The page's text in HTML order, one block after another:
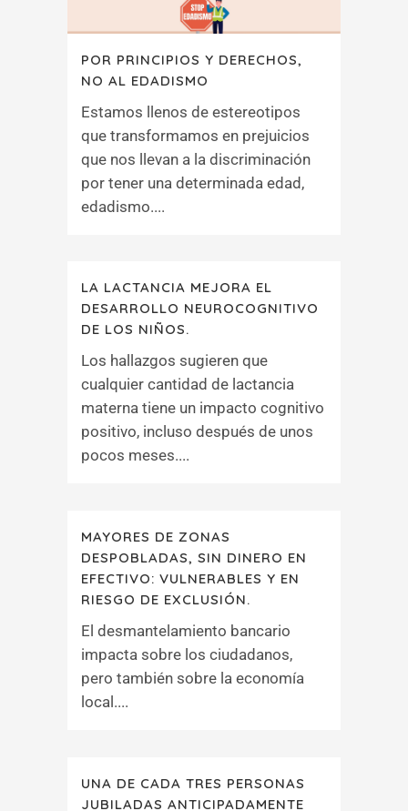
POR PRINCIPIOS Y DERECHOS,
NO AL EDADISMO
Estamos llenos de estereotipos
que transformamos en prejuicios
que nos llevan a la discriminación
por tener una determinada edad,
edadismo....
LA LACTANCIA MEJORA EL
DESARROLLO NEUROCOGNITIVO
DE LOS NIÑOS.
Los hallazgos sugieren que
cualquier cantidad de lactancia
materna tiene un impacto cognitivo
positivo, incluso después de unos
pocos meses....
MAYORES DE ZONAS
DESPOBLADAS, SIN DINERO EN
EFECTIVO: VULNERABLES Y EN
RIESGO DE EXCLUSIÓN.
El desmantelamiento bancario
impacta sobre los ciudadanos,
pero también sobre la economía
local....
UNA DE CADA TRES PERSONAS
JUBILADAS ANTICIPADAMENTE